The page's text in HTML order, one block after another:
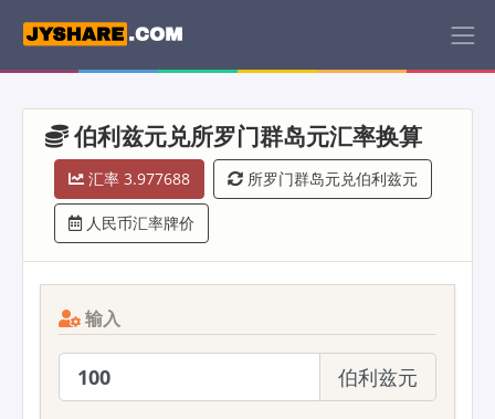
伯利兹元兑所罗门群岛元汇率换算
汇率 3.977688 所罗门群岛元兑伯利兹元
人民币汇率牌价
输入
伯利兹元